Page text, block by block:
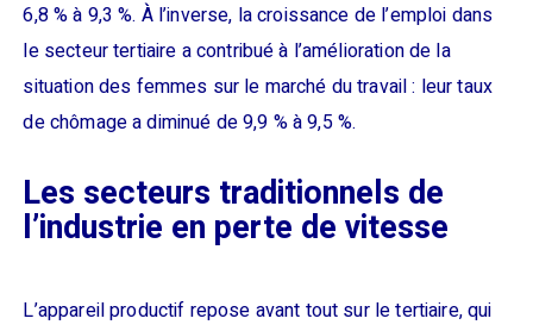
6,8 % à 9,3 %. À l’inverse, la croissance de l’emploi dans
le secteur tertiaire a contribué à l’amélioration de la
situation des femmes sur le marché du travail : leur taux
de chômage a diminué de 9,9 % à 9,5 %.
Les secteurs traditionnels de
l’industrie en perte de vitesse
L’appareil productif repose avant tout sur le tertiaire, qui